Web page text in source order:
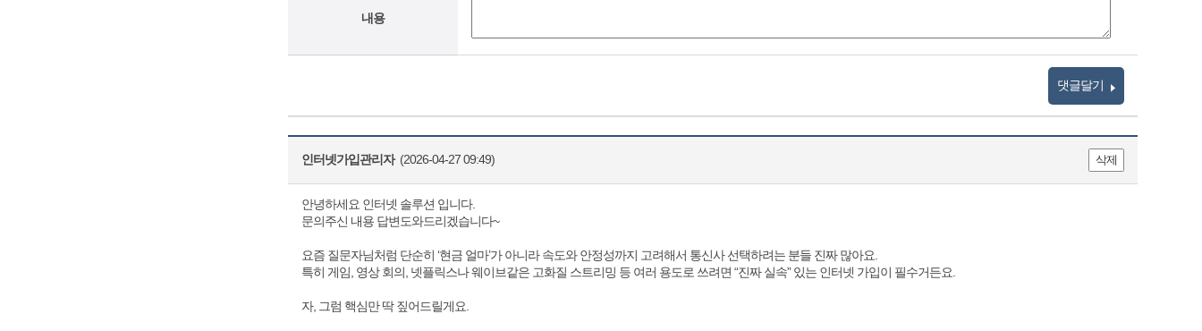
내용
댓글달기
인터넷가입관리자(2026-04-27 09:49) 삭제
안녕하세요 인터넷 솔루션 입니다.
문의주신 내용 답변도와드리겠습니다~
요즘 질문자님처럼 단순히 ‘현금 얼마’가 아니라 속도와 안정성까지 고려해서 통신사 선택하려는 분들 진짜 많아요.
특히 게임, 영상 회의, 넷플릭스나 웨이브같은 고화질 스트리밍 등 여러 용도로 쓰려면 “진짜 실속” 있는 인터넷 가입이 필수거든요.
자, 그럼 핵심만 딱 짚어드릴게요.